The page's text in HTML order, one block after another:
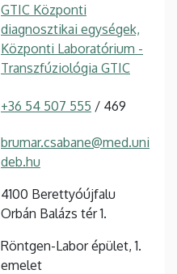
GTIC Központi
diagnosztikai egységek,
Központi Laboratórium -
Transzfúziológia GTIC
+36 54 507 555 / 469
brumar.csabane@med.uni
deb.hu
4100 Berettyóújfalu
Orbán Balázs tér 1.
Röntgen-Labor épület, 1.
emelet